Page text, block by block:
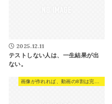
2025.12.11
テストしない人は、一生結果が出
ない。